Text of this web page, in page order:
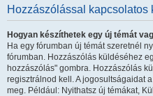
Hozzászólással kapcsolatos
Hogyan készíthetek egy új témát
Ha egy fórumban új témát szeretnél
fórumban. Hozzászólás küldéséhez
hozzászólás" gombra. Hozzászólás
regisztrálnod kell. A jogosultságaidat
meg. Például: Nyithatsz új témákat,